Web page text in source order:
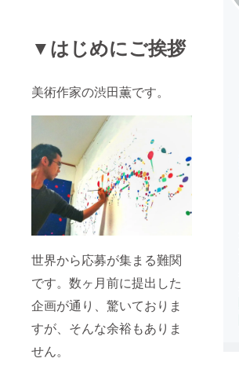
▼はじめにご挨拶
美術作家の渋田薫です。
世界から応募が集まる難関
です。数ヶ月前に提出した
企画が通り、驚いておりま
すが、そんな余裕もありま
せん。